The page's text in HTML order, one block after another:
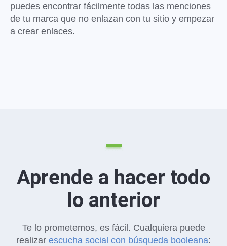
puedes encontrar fácilmente todas las menciones
de tu marca que no enlazan con tu sitio y empezar
a crear enlaces.
Aprende a hacer todo
lo anterior
Te lo prometemos, es fácil. Cualquiera puede
realizar escucha social con búsqueda booleana: